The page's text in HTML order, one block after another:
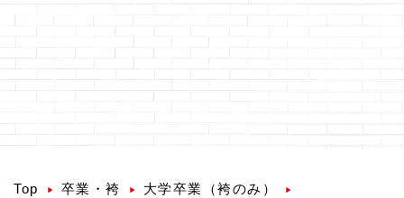
Top 卒業・袴
大学卒業（袴のみ）